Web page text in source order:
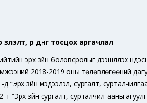
үр дүнг тооцох аргачлал
эрх зүйн боловсролыг дээшлүүлэх
2018-2019 оны төлөвлөгөөний
“Эрх зүйн мэдээлэл, сургалт,
т “Эрх зүйн сургалт, сурталчилгааны